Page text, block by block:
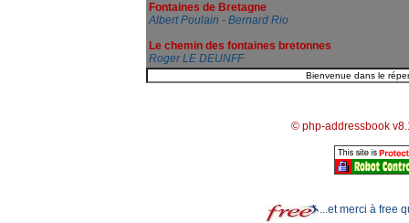
Fontaines de Bretagne
Albert Poulain - Bernard Rio
Le chemin des fontaines bretonnes
Roger LE DEUNFF
© php-addressbook
...et merci à free